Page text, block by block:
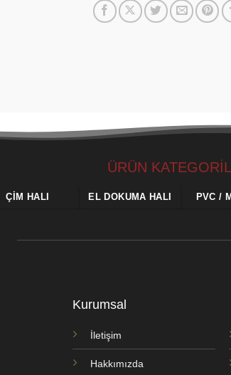
ÜRÜN
ÇIM HALI EL DOKUMA HALI PVC /
Kurumsal
İletişim
Hakkımızda